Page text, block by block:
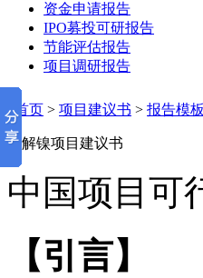
资金申请报告
IPO募投可研报告
节能评估报告
项目调研报告
首页 > 项目建议书 > 报告模板
电解镍项目建议书
中国项目
【引言】